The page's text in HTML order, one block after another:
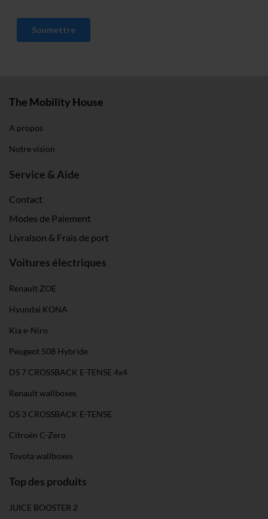
The Mobility House
A propos
Notre vision
Service & Aide
Contact
Modes de Paiement
Livraison & Frais de port
Voitures électriques
Renault ZOE
Hyundai KONA
Kia e-Niro
Peugeot 508 Hybride
DS 7 CROSSBACK E-TENSE 4x4
Renault wallboxes
DS 3 CROSSBACK E-TENSE
Citroën C-Zero
Toyota wallboxes
Top des produits
JUICE BOOSTER 2